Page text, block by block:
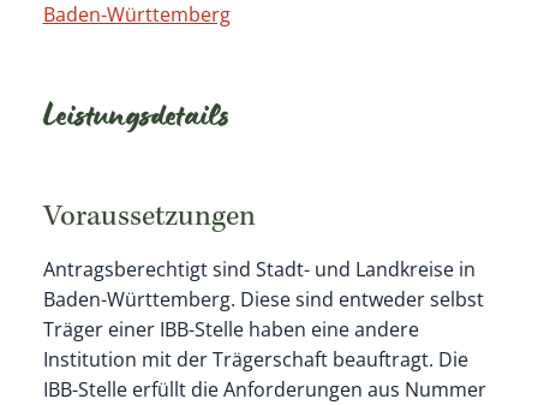
Baden-Württemberg
Leistungsdetails
Voraussetzungen
Antragsberechtigt sind Stadt- und Landkreise in
Baden-Württemberg. Diese sind entweder selbst
Träger einer IBB-Stelle haben eine andere
Institution mit der Trägerschaft beauftragt. Die
IBB-Stelle erfüllt die Anforderungen aus Nummer